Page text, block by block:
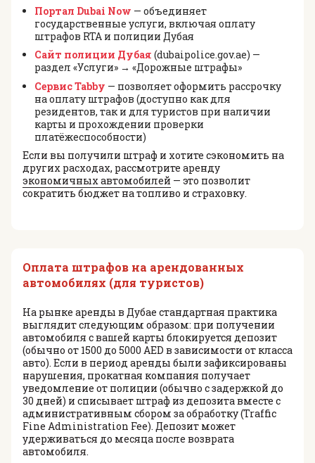
Портал Dubai Now — объединяет
государственные услуги, включая оплату
штрафов RTA и полиции Дубая
Сайт полиции Дубая (dubaipolice.gov.ae) —
раздел «Услуги» → «Дорожные штрафы»
Сервис Tabby — позволяет оформить рассрочку
на оплату штрафов (доступно как для
резидентов, так и для туристов при наличии
карты и прохождении проверки
платёжеспособности)
Если вы получили штраф и хотите сэкономить на
других расходах, рассмотрите аренду
экономичных автомобилей — это позволит
сократить бюджет на топливо и страховку.
Оплата штрафов на арендованных
автомобилях (для туристов)
На рынке аренды в Дубае стандартная практика
выглядит следующим образом: при получении
автомобиля с вашей карты блокируется депозит
(обычно от 1500 до 5000 AED в зависимости от класса
авто). Если в период аренды были зафиксированы
нарушения, прокатная компания получает
уведомление от полиции (обычно с задержкой до
30 дней) и списывает штраф из депозита вместе с
административным сбором за обработку (Traffic
Fine Administration Fee). Депозит может
удерживаться до месяца после возврата
автомобиля.